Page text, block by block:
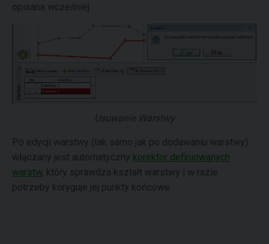
opisana wcześniej
Usuwanie Warstwy
Po edycji warstwy (tak samo jak po dodawaniu warstwy)
włączany jest automatyczny korektor definiowanych
warstw, który sprawdza kształt warstwy i w razie
potrzeby koryguje jej punkty końcowe.